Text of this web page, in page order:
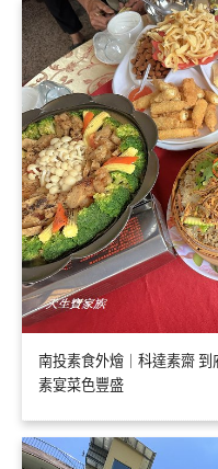
南投素食外燴｜科達素齋
素宴菜色豐盛